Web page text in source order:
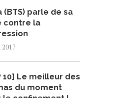
(BTS) parle de sa
contre la
2017
10] Le meilleur des
du moment